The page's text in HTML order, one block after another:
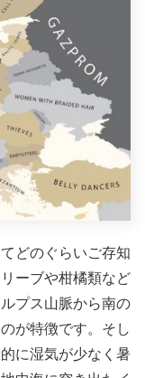
どのぐらいご存知
ーブや柑橘類など
プス山脈から南の
が特徴です。そし
に湿気が少なく暑